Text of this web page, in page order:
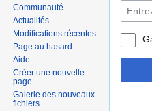
Communauté
Actualités
Modifications récentes
Page au hasard
Aide
Créer une nouvelle
page
Galerie des nouveaux
fichiers